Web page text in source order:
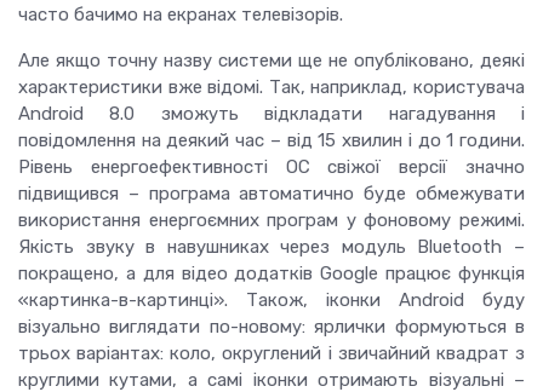
часто бачимо на екранах телевізорів.
Але якщо точну назву системи ще не опубліковано, деякі
характеристики вже відомі. Так, наприклад, користувача
Android 8.0 зможуть відкладати нагадування і
повідомлення на деякий час – від 15 хвилин і до 1 години.
Рівень енергоефективності ОС свіжої версії значно
підвищився – програма автоматично буде обмежувати
використання енергоємних програм у фоновому режимі.
Якість звуку в навушниках через модуль Bluetooth –
покращено, а для відео додатків Google працює функція
«картинка-в-картинці». Також, іконки Android буду
візуально виглядати по-новому: ярлички формуються в
трьох варіантах: коло, округлений і звичайний квадрат з
круглими кутами, а самі іконки отримають візуальні –